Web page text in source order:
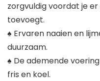
zorgvuldig voordat je
toevoegt.
♠ Ervaren naaien en
duurzaam.
♠ De ademende
fris en koel.